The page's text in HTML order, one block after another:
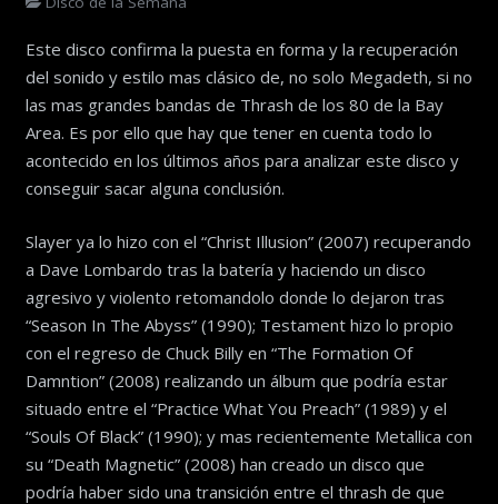
Este disco confirma la puesta en forma y la recuperación
del sonido y estilo mas clásico de, no solo Megadeth, si no
las mas grandes bandas de Thrash de los 80 de la Bay
Area. Es por ello que hay que tener en cuenta todo lo
acontecido en los últimos años para analizar este disco y
conseguir sacar alguna conclusión.
Slayer ya lo hizo con el “Christ Illusion” (2007) recuperando
a Dave Lombardo tras la batería y haciendo un disco
agresivo y violento retomandolo donde lo dejaron tras
“Season In The Abyss” (1990); Testament hizo lo propio
con el regreso de Chuck Billy en “The Formation Of
Damntion” (2008) realizando un álbum que podría estar
situado entre el “Practice What You Preach” (1989) y el
“Souls Of Black” (1990); y mas recientemente Metallica con
su “Death Magnetic” (2008) han creado un disco que
podría haber sido una transición entre el thrash de que